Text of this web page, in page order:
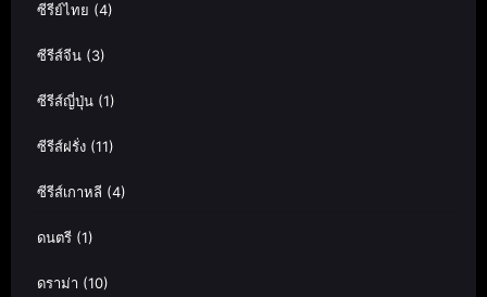
ซีรีย์ไทย (4)
ซีรีส์จีน (3)
ซีรีส์ญี่ปุ่น (1)
ซีรีส์ฝรั่ง (11)
ซีรีส์เกาหลี (4)
ดนตรี (1)
ดราม่า (10)